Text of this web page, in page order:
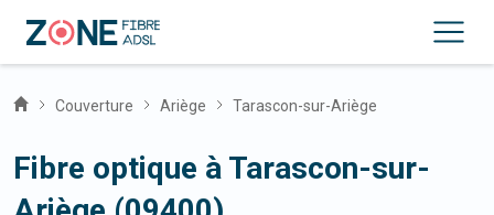
Couverture Ariège Tarascon-sur-Ariège
Fibre optique à Tarascon-sur-